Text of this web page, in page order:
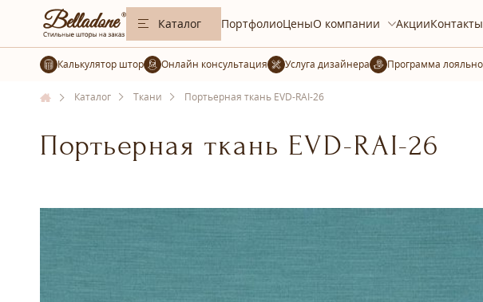
Каталог ПортфолиоЦеныО компании АкцииКонтакты
Калькулятор штор Услуга дизайнера
Каталог Ткани Портьерная ткань EVD-RAI-26
Портьерная ткань EVD-RAI-26